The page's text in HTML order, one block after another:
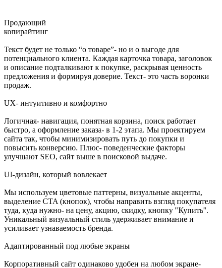
Продающий
копирайтинг
Текст будет не только “о товаре”- но и о выгоде для
потенциального клиента. Каждая карточка товара, заголовок
и описание подталкивают к покупке, раскрывая ценность
предложения и формируя доверие. Текст- это часть воронки
продаж.
UX- интуитивно и комфортно
Логичная- навигация, понятная корзина, поиск работает
быстро, а оформление заказа- в 1-2 этапа. Мы проектируем
сайта так, чтобы минимизировать путь до покупки и
повысить конверсию. Плюс- поведенческие факторы
улучшают SEO, сайт выше в поисковой выдаче.
UI-дизайн, который вовлекает
Мы используем цветовые паттерны, визуальные акценты,
выделение CTA (кнопок), чтобы направить взгляд покупателя
туда, куда нужно- на цену, акцию, скидку, кнопку "Купить".
Уникальный визуальный стиль удерживает внимание и
усиливает узнаваемость бренда.
Адаптированный под любые экраны
Корпоративный сайт одинаково удобен на любом экране-